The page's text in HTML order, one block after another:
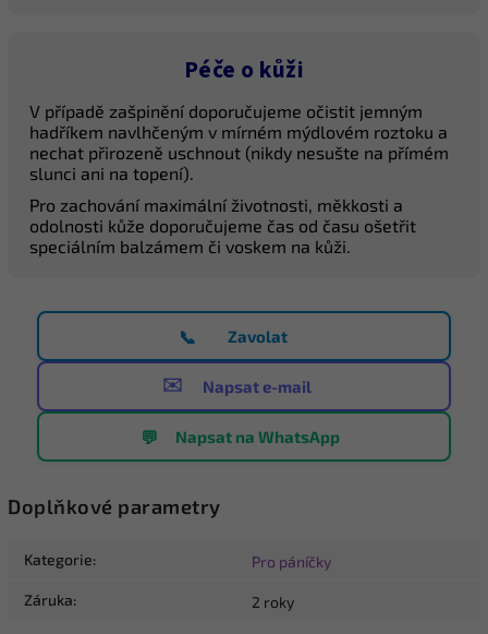
Péče o kůži
V případě zašpinění doporučujeme očistit jemným
hadříkem navlhčeným v mírném mýdlovém roztoku a
nechat přirozeně uschnout (nikdy nesušte na přímém
slunci ani na topení).
Pro zachování maximální životnosti, měkkosti a
odolnosti kůže doporučujeme čas od času ošetřit
speciálním balzámem či voskem na kůži.
📞 Zavolat
✉️ Napsat e-mail
💬 Napsat na WhatsApp
Doplňkové parametry
Kategorie: Pro páníčky
Záruka: 2 roky